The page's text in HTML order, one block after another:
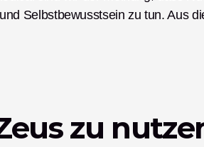
Selbstbewusstsein zu tun. Aus
zu